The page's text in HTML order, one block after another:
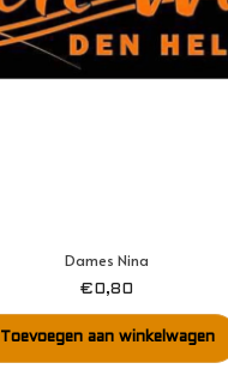
Dames Nina
€0,80
Toevoegen aan winkelwagen